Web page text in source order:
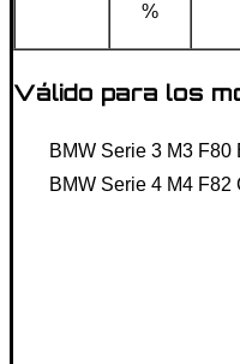
%
Válido para los
BMW Serie 3 M3 F80
BMW Serie 4 M4 F82